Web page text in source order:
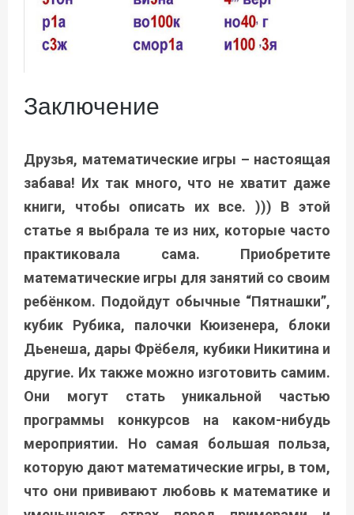
Заключение
Друзья, математические игры – настоящая
забава! Их так много, что не хватит даже
книги, чтобы описать их все. ))) В этой
статье я выбрала те из них, которые часто
практиковала сама. Приобретите
математические игры для занятий со своим
ребёнком. Подойдут обычные “Пятнашки”,
кубик Рубика, палочки Кюизенера, блоки
Дьенеша, дары Фрёбеля, кубики Никитина и
другие. Их также можно изготовить самим.
Они могут стать уникальной частью
программы конкурсов на каком-нибудь
мероприятии. Но самая большая польза,
которую дают математические игры, в том,
что они прививают любовь к математике и